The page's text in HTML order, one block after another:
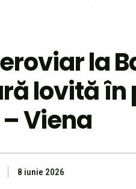
la
lovită în
Viena
8 iunie 2026